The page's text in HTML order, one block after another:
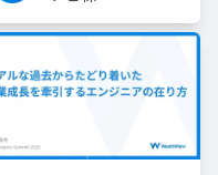
術広報チ